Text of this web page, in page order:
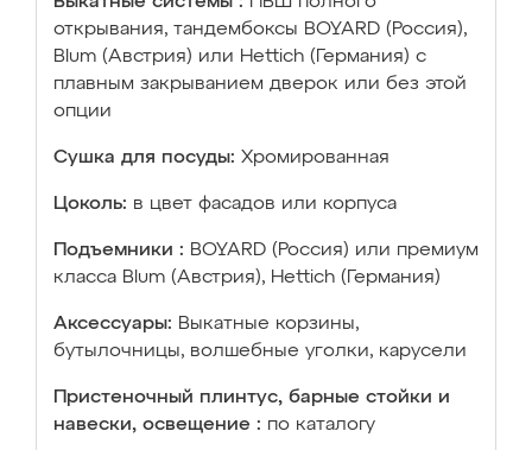
открывания, тандембоксы BOYARD (Россия),
Blum (Австрия) или Hettich (Германия) с
плавным закрыванием дверок или без этой
опции
Сушка для посуды: Хромированная
Цоколь: в цвет фасадов или корпуса
Подъемники : BOYARD (Россия) или премиум
класса Blum (Австрия), Hettich (Германия)
Аксессуары: Выкатные корзины,
бутылочницы, волшебные уголки, карусели
Пристеночный плинтус, барные стойки и
навески, освещение : по каталогу